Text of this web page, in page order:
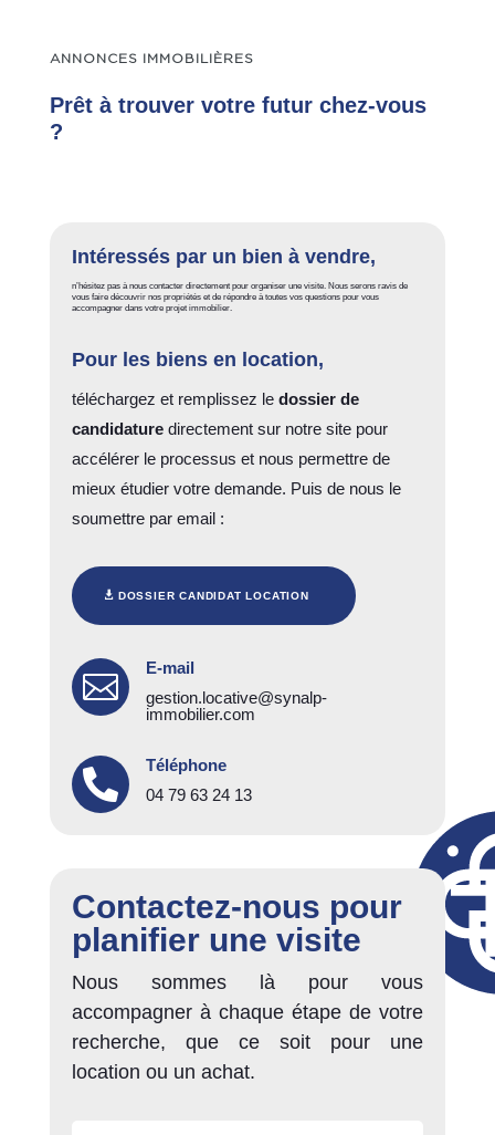
ANNONCES IMMOBILIÈRES
Prêt à trouver votre futur chez-vous
?
Intéressés par un bien à vendre,
n’hésitez pas à nous contacter directement pour organiser une visite. Nous serons ravis de
vous faire découvrir nos propriétés et de répondre à toutes vos questions pour vous
accompagner dans votre projet immobilier.
Pour les biens en location,
téléchargez et remplissez le dossier de
candidaturedirectement sur notre site pour
accélérer le processus et nous permettre de
mieux étudier votre demande. Puis de nous le
soumettre par email :
DOSSIER CANDIDAT LOCATION

E-mail
gestion.locative@synalp-
immobilier.com

Téléphone
04 79 63 24 13
Contactez-nous pour
planifier une visite
Nous sommes là pour vous
accompagner à chaque étape de votre
recherche, que ce soit pour une
location ou un achat.